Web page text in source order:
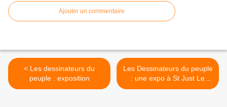
Ajouter un commentaire
< Les dessinateurs du
peuple : exposition
Les Dessinateurs du peuple
: une expo à St Just Le
Martel et un livre (vidéo) >